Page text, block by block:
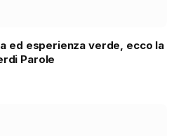
ed esperienza verde, ecco la
Parole